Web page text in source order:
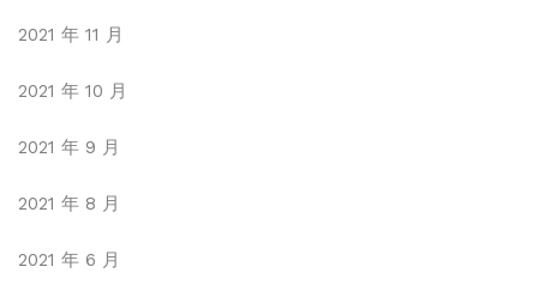
2021 年 11 月
2021 年 10 月
2021 年 9 月
2021 年 8 月
2021 年 6 月